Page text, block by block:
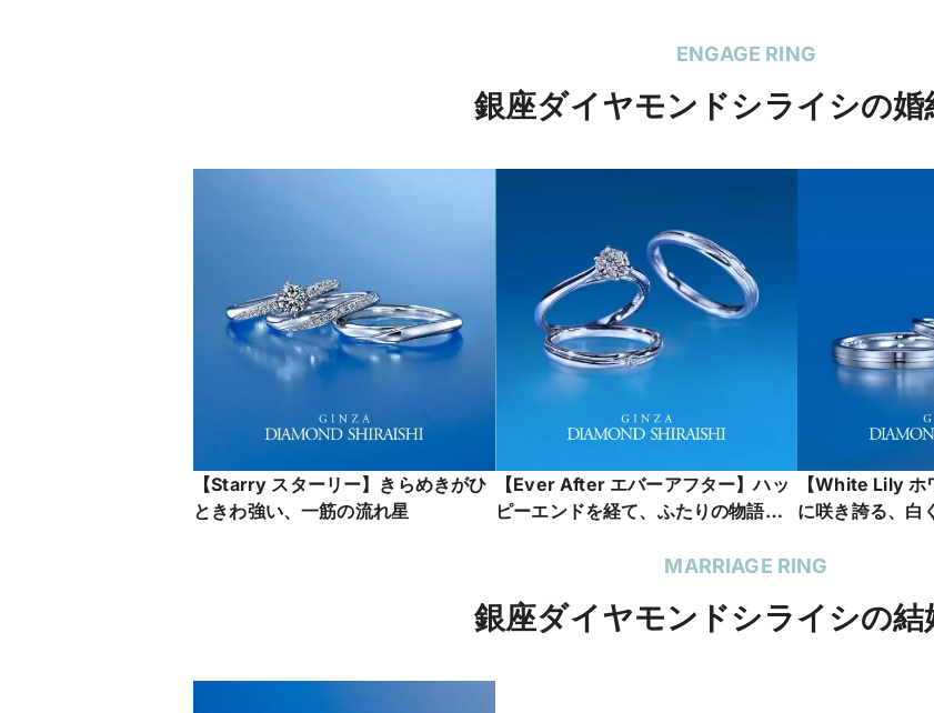
ENGAGE RING
銀座ダイヤモンドシライシの婚
【Starry スターリー】きらめきがひ
ときわ強い、一筋の流れ星
【Ever After エバーアフター】ハッ
ピーエンドを経て、ふたりの物語が
【White Lily ホ
に咲き誇る、白
MARRIAGE RING
銀座ダイヤモンドシライシの結